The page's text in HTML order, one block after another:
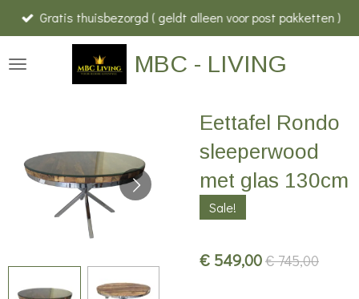
Ga
direct
naar
MBC - LIVING
Gratis thuisbezorgd ( geldt alleen voor post pakketten )
Eettafel Rondo
sleeperwood
met glas 130cm
Sale!
€ 549,00€ 745,00